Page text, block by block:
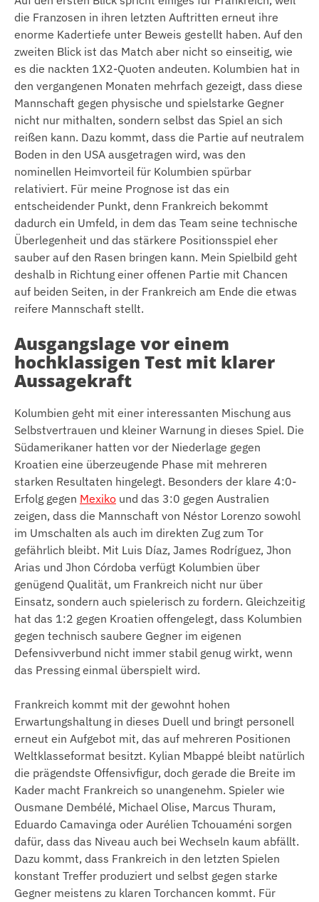
die Franzosen in ihren letzten Auftritten erneut ihre
enorme Kadertiefe unter Beweis gestellt haben. Auf den
zweiten Blick ist das Match aber nicht so einseitig, wie
es die nackten 1X2-Quoten andeuten. Kolumbien hat in
den vergangenen Monaten mehrfach gezeigt, dass diese
Mannschaft gegen physische und spielstarke Gegner
nicht nur mithalten, sondern selbst das Spiel an sich
reißen kann. Dazu kommt, dass die Partie auf neutralem
Boden in den USA ausgetragen wird, was den
nominellen Heimvorteil für Kolumbien spürbar
relativiert. Für meine Prognose ist das ein
entscheidender Punkt, denn Frankreich bekommt
dadurch ein Umfeld, in dem das Team seine technische
Überlegenheit und das stärkere Positionsspiel eher
sauber auf den Rasen bringen kann. Mein Spielbild geht
deshalb in Richtung einer offenen Partie mit Chancen
auf beiden Seiten, in der Frankreich am Ende die etwas
reifere Mannschaft stellt.
Ausgangslage vor einem
hochklassigen Test mit klarer
Aussagekraft
Kolumbien geht mit einer interessanten Mischung aus
Selbstvertrauen und kleiner Warnung in dieses Spiel. Die
Südamerikaner hatten vor der Niederlage gegen
Kroatien eine überzeugende Phase mit mehreren
starken Resultaten hingelegt. Besonders der klare 4:0-
Erfolg gegen Mexiko und das 3:0 gegen Australien
zeigen, dass die Mannschaft von Néstor Lorenzo sowohl
im Umschalten als auch im direkten Zug zum Tor
gefährlich bleibt. Mit Luis Díaz, James Rodríguez, Jhon
Arias und Jhon Córdoba verfügt Kolumbien über
genügend Qualität, um Frankreich nicht nur über
Einsatz, sondern auch spielerisch zu fordern. Gleichzeitig
hat das 1:2 gegen Kroatien offengelegt, dass Kolumbien
gegen technisch saubere Gegner im eigenen
Defensivverbund nicht immer stabil genug wirkt, wenn
das Pressing einmal überspielt wird.
Frankreich kommt mit der gewohnt hohen
Erwartungshaltung in dieses Duell und bringt personell
erneut ein Aufgebot mit, das auf mehreren Positionen
Weltklasseformat besitzt. Kylian Mbappé bleibt natürlich
die prägendste Offensivfigur, doch gerade die Breite im
Kader macht Frankreich so unangenehm. Spieler wie
Ousmane Dembélé, Michael Olise, Marcus Thuram,
Eduardo Camavinga oder Aurélien Tchouaméni sorgen
dafür, dass das Niveau auch bei Wechseln kaum abfällt.
Dazu kommt, dass Frankreich in den letzten Spielen
konstant Treffer produziert und selbst gegen starke
Gegner meistens zu klaren Torchancen kommt. Für